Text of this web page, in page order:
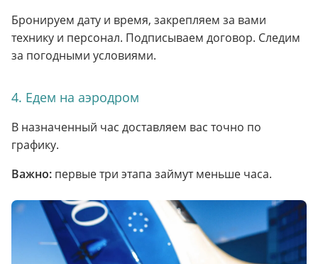
Бронируем дату и время, закрепляем за вами
технику и персонал. Подписываем договор. Следим
за погодными условиями.
4. Едем на аэродром
В назначенный час доставляем вас точно по
графику.
Важно: первые три этапа займут меньше часа.